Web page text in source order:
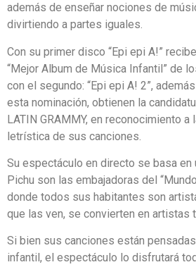
además de enseñar nociones de
divirtiendo a partes iguales.
Con su primer disco “Epi epi A!”
“Mejor Album de Música Infantil” de
con el segundo: “Epi epi A! 2”,
esta nominación, obtienen la
LATIN GRAMMY, en reconocimiento
letrística de sus canciones.
Su espectáculo en directo se basa en
Pichu son las embajadoras del
donde todos sus habitantes son
que las ven, se convierten en artistas
Si bien sus canciones están
infantil, el espectáculo lo disfrutará